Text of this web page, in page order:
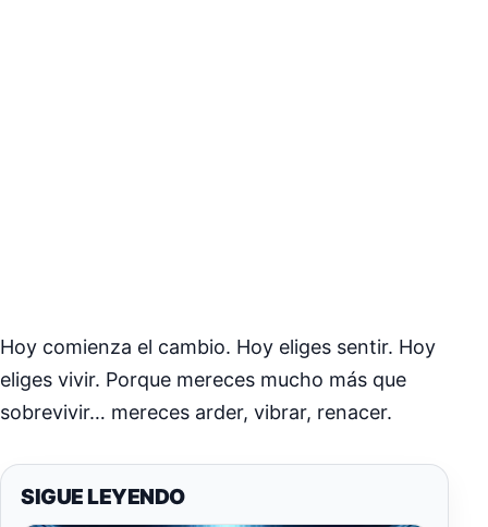
Hoy comienza el cambio. Hoy eliges sentir. Hoy
eliges vivir. Porque mereces mucho más que
sobrevivir… mereces arder, vibrar, renacer.
SIGUE LEYENDO